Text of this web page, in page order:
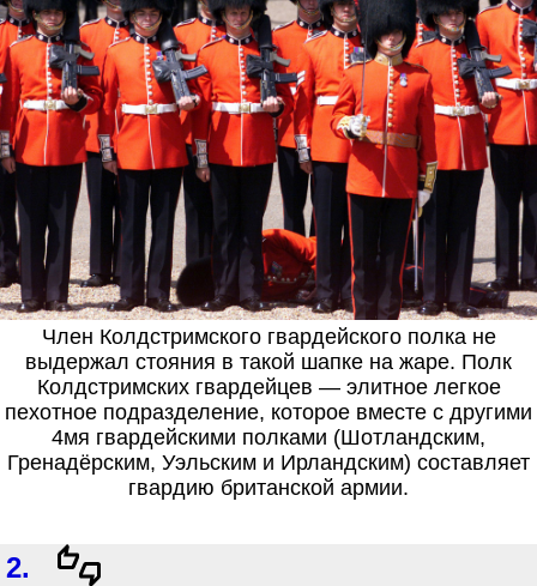
Член Колдстримского гвардейского полка не
выдержал стояния в такой шапке на жаре. Полк
Колдстримских гвардейцев — элитное легкое
пехотное подразделение, которое вместе с другими
4мя гвардейскими полками (Шотландским,
Гренадёрским, Уэльским и Ирландским) составляет
гвардию британской армии.
2.